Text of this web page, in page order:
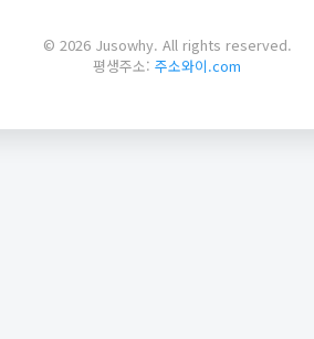
© 2026 Jusowhy. All rights reserved.
평생주소: 주소와이.com